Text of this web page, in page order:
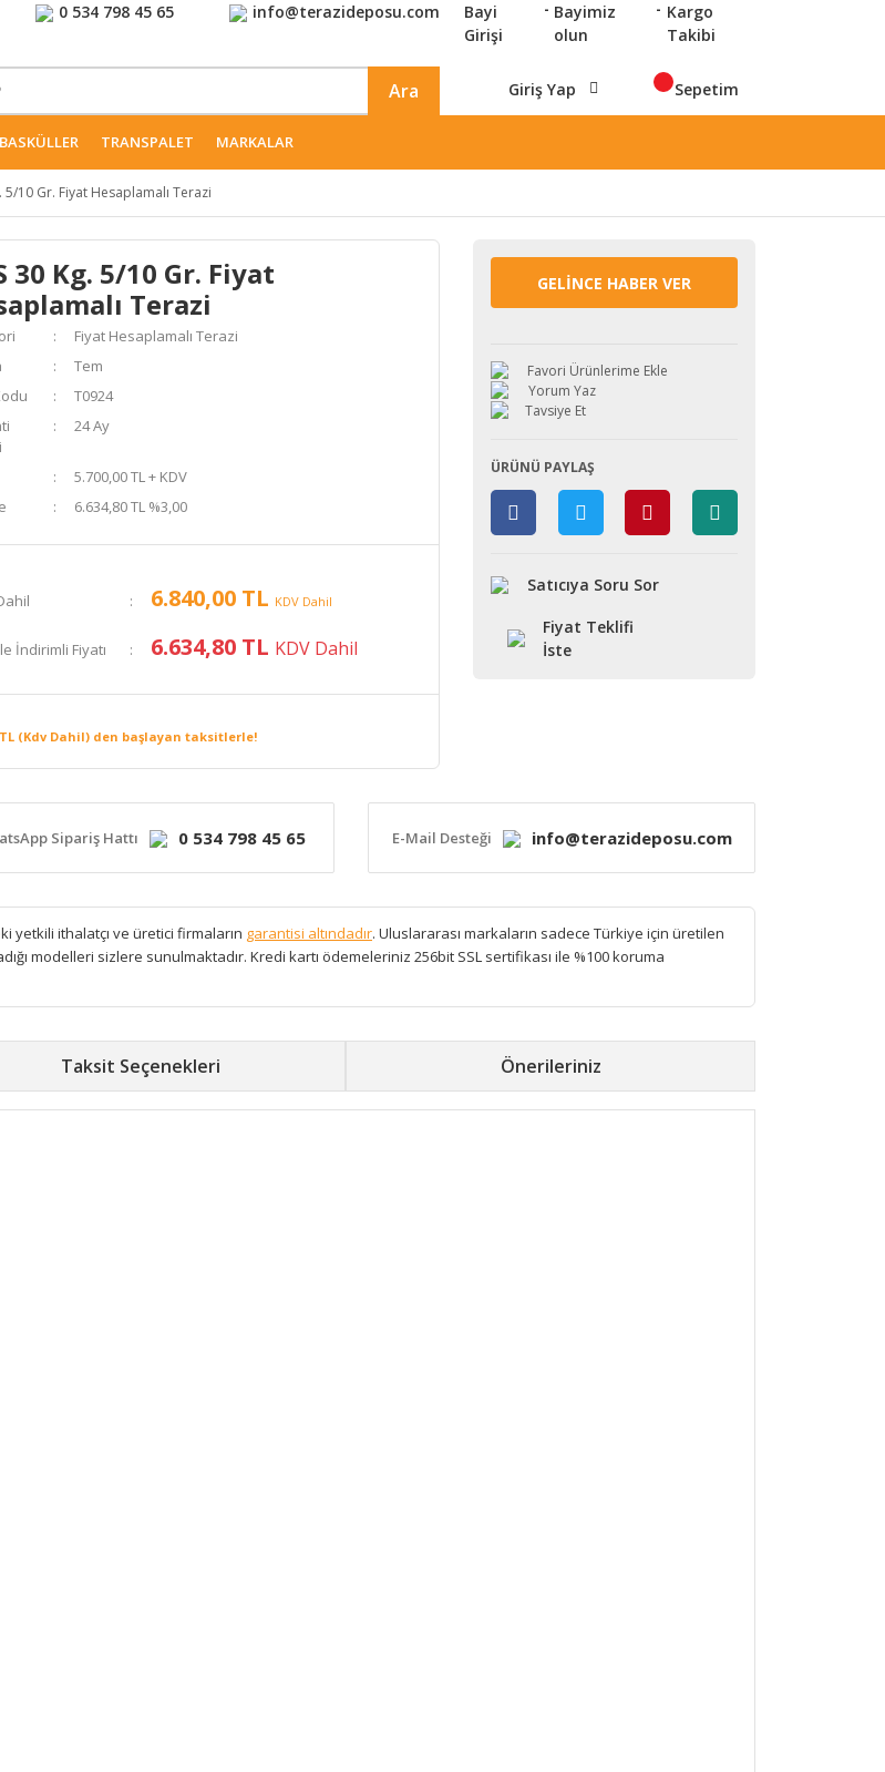
0 534 798 45 65 info@terazideposu.com
Bayi
Girişi
Bayimiz
olun
Kargo
Takibi
Ara Giriş Yap Sepetim
TRANSPALET MARKALAR
5/10 Gr. Fiyat Hesaplamalı Terazi
30 Kg. 5/10 Gr. Fiyat
Terazi
Fiyat Hesaplamalı Terazi
Tem
T0924
24 Ay
5.700,00 TL + KDV
6.634,80 TL %3,00
6.840,00 TL KDV Dahil
İndirimli Fiyatı 6.634,80 TL KDV Dahil
TL (Kdv Dahil) den başlayan taksitlerle!
GELİNCE HABER VER
Yorum Yaz
Tavsiye Et
ÜRÜNÜ PAYLAŞ
Satıcıya Soru Sor
Fiyat Teklifi
İste
Sipariş Hattı 0 534 798 45 65 E-Mail Desteği info@terazideposu.com
yetkili ithalatçı ve üretici firmaların garantisi altındadır. Uluslararası markaların sadece Türkiye için üretilen
modelleri sizlere sunulmaktadır. Kredi kartı ödemeleriniz 256bit SSL sertifikası ile %100 koruma
Taksit Seçenekleri Önerileriniz